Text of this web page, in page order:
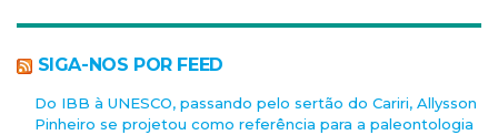
SIGA-NOS POR FEED
Do IBB à UNESCO, passando pelo sertão do Cariri, Allysson
Pinheiro se projetou como referência para a paleontologia